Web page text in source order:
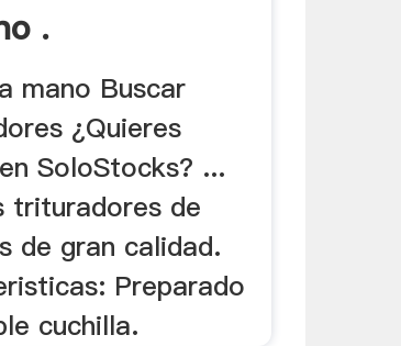
.
mano Buscar
¿Quieres
SoloStocks? ...
trituradores de
de gran calidad.
Preparado
cuchilla.